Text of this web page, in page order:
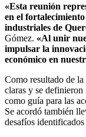
«Esta reunión
en el
industriales de
Gómez. «Al unir
impulsar la
económico en
Como resultado de la
claras y se definieron
como guía para las
Se acordó también
desafíos